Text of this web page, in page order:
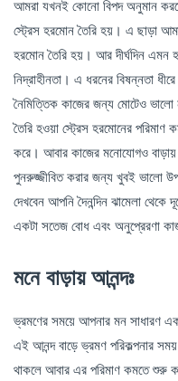
আমরা যখনই কোনো বিপদ অনুমান
স্ট্রেস হরমোন তৈরি হয়। এ ছাড়া
হরমোন তৈরি হয়। আর দীর্ঘদিন এমন
নিদ্রাহীনতা। এ ধরনের বিষন্নতা
নৈমিত্তিক কাজের জন্য মোটেও
তৈরি হওয়া স্ট্রেস হরমোনের
করে। আবার কাজের মনোযোগও
পুনরুজ্জীবিত করার জন্য খুবই ভালো
দেখবেন আপনি দৈনন্দিন ঝামেলা
একটা সতেজ বোধ এবং অনুপ্রেরণা
মনে বাড়ায় আনন্দঃ
ভ্রমণের সময়ে আপনার মন সাধারণ
এই আনন্দ বাড়ে ভ্রমণ পরিকল্পনার
থাকলে আবার এর পরিমাণ কমতে শুরু